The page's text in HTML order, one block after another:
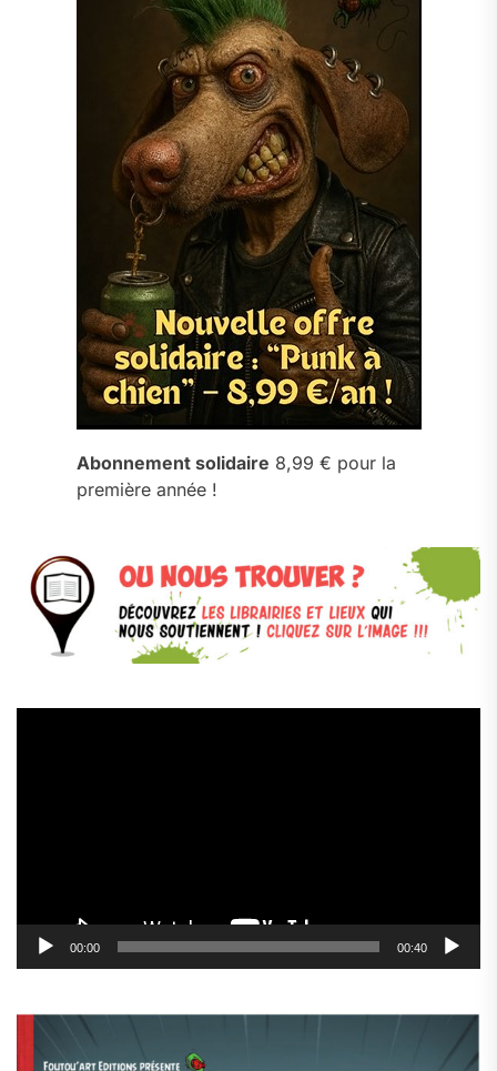
Abonnement solidaire 8,99 € pour la
première année !
00:00 00:40